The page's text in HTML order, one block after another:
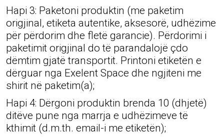
Hapi 3: Paketoni produktin (me paketim
origjinal, etiketa autentike, aksesorë, udhëzime
për përdorim dhe fletë garancie). Përdorimi i
paketimit origjinal do të parandalojë çdo
dëmtim gjatë transportit. Printoni etiketën e
dërguar nga Exelent Space dhe ngjiteni me
shirit në paketim(a);
Hapi 4: Dërgoni produktin brenda 10 (dhjetë)
ditëve pune nga marrja e udhëzimeve të
kthimit (d.m.th. email-i me etiketën);